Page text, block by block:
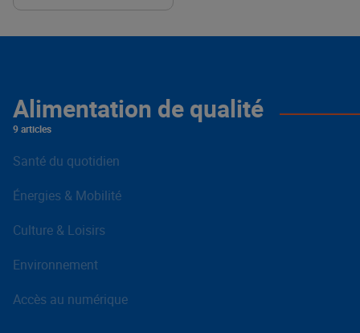
Alimentation de qualité
9 articles
Santé du quotidien
Énergies & Mobilité
Culture & Loisirs
Environnement
Accès au numérique